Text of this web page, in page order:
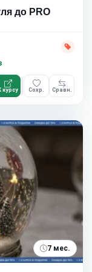
до PRO
курсу Сохр. Сравн.
7 мес.